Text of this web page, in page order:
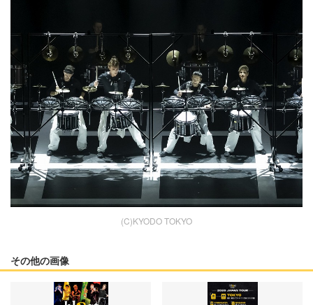
(C)KYODO TOKYO
その他の画像